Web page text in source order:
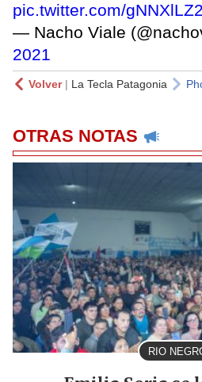
pic.twitter.com/
— Nacho Viale
2021
Volver| La Tecla Patagonia
OTRAS NOTAS
RIO